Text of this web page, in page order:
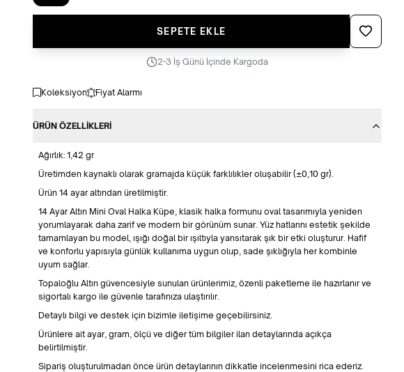
SEPETE EKLE Favoriye
2-3 İş Günü İçinde Kargoda
Koleksiyon Fiyat Alarmı
ÜRÜN ÖZELLIKLERI
Ağırlık: 1,42 gr
Üretimden kaynaklı olarak gramajda küçük farklılıkler oluşabilir (±0,10 gr).
Ürün 14 ayar altından üretilmiştir.
14 Ayar Altın Mini Oval Halka Küpe, klasik halka formunu oval tasarımıyla yeniden
yorumlayarak daha zarif ve modern bir görünüm sunar. Yüz hatlarını estetik şekilde
tamamlayan bu model, ışığı doğal bir ışıltıyla yansıtarak şık bir etki oluşturur. Hafif
ve konforlu yapısıyla günlük kullanıma uygun olup, sade şıklığıyla her kombinle
uyum sağlar.
Topaloğlu Altın güvencesiyle sunulan ürünlerimiz, özenli paketleme ile hazırlanır ve
sigortalı kargo ile güvenle tarafınıza ulaştırılır.
Detaylı bilgi ve destek için bizimle iletişime geçebilirsiniz.
Ürünlere ait ayar, gram, ölçü ve diğer tüm bilgiler ilan detaylarında açıkça
belirtilmiştir.
Sipariş oluşturulmadan önce ürün detaylarının dikkatle incelenmesini rica ederiz.